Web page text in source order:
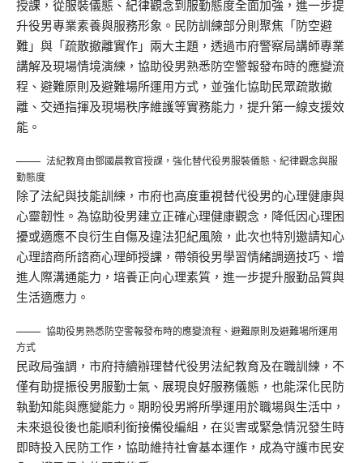
授課，從服裝儀態、紀律觀念到服勤態度全面加強，進一步提
升役男專業素養與服務形象。民防訓練部分則聚焦「防空避
難」與「疏散撤離實作」兩大主題，透過市府警察局講師專業
講解及現場情境演練，協助役男熟悉防空警報發布時的應變流
程、避難原則及避難場所運用方式，並強化協助民眾疏散撤
離、交通指揮及現場秩序維護等實務能力，提升第一線支援效
能。
法紀教育由鄧國晨教官授課，強化替代役男服裝儀態、紀律觀念與服
勤態度
除了法紀與技能訓練，市府也高度重視替代役男的心理健康與
心靈韌性。為協助役男建立正確心理健康觀念，降低因心理困
擾或適應不良衍生自傷及違法犯紀風險，此次也特別邀請知心
心理諮商所諮商心理師授課，帶領役男學習情緒調適技巧、增
進人際溝通能力，培養正向心理素質，進一步提升服勤品質與
生活適應力。
協助役男熟悉防空警報發布時的應變流程、避難原則及避難場所運用
方式
民政局強調，市府持續辦理替代役男法紀教育及在職訓練，不
僅有助提振役男服勤士氣、展現良好服務儀態，也能深化民防
執勤知能與應變能力。期盼役男將所學運用於職場與生活中，
未來退役後也能順利銜接備役編組，在災害或緊急情況發生時
即時投入民防工作，協助維持社會基本運作，成為守護市民安